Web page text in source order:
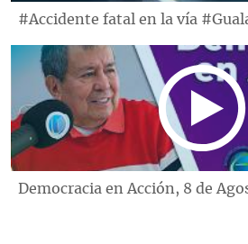
#Accidente fatal en la vía
Democracia en Acción, 8 de